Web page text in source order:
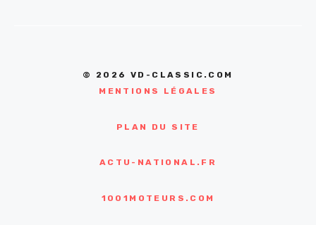
© 2026 VD-CLASSIC.COM
MENTIONS LÉGALES
PLAN DU SITE
ACTU-NATIONAL.FR
1001MOTEURS.COM